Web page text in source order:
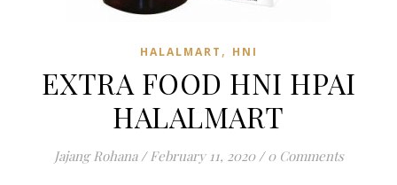
HALALMART , HNI
EXTRA FOOD HNI HPAI
HALALMART
Jajang Rohana / February 11, 2020 / 0 Comments